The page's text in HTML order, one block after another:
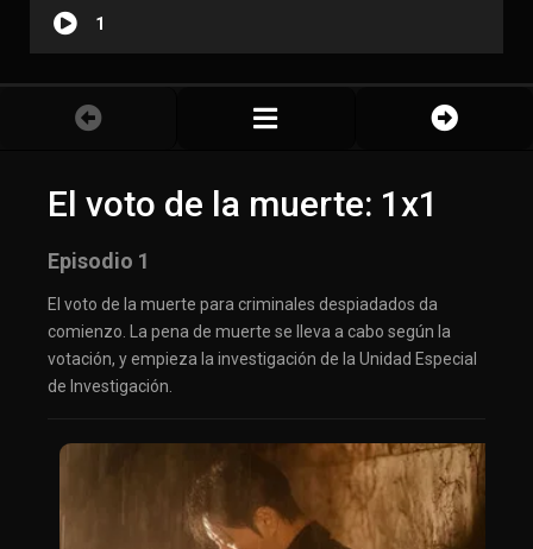
1
El voto de la muerte: 1x1
Episodio 1
El voto de la muerte para criminales despiadados da
comienzo. La pena de muerte se lleva a cabo según la
votación, y empieza la investigación de la Unidad Especial
de Investigación.